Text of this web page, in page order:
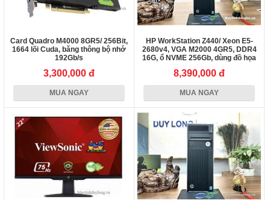
Card Quadro M4000 8GR5/ 256Bit,
1664 lõi Cuda, băng thông bộ nhớ
192Gb/s
3,300,000 đ
MUA NGAY
HP WorkStation Z440/ Xeon E5-
2680v4, VGA M2000 4GR5, DDR4
16G, ổ NVME 256Gb, dùng đồ họa
8,390,000 đ
MUA NGAY